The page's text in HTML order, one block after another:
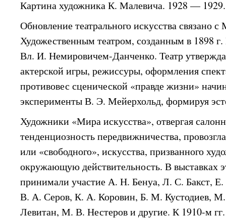
Картина художника К. Малевича. 1928 — 1929.
Обновление театрального искусства связано
Художественным театром, созданным в 1898
Вл. И. Немировичем-Данченко. Театр
актерской игры, режиссуры, оформления
противовес сценической «правде жизни»
эксперименты В. Э. Мейерхольд, формируя
Художники «Мира искусства», отвергая
тенденциозность передвижничества,
или «свободного», искусства, призванного
окружающую действительность. В выставках
принимали участие А. Н. Бенуа, Л. С. Бакст,
В. А. Серов, К. А. Коровин, Б. М. Кустодиев,
Левитан, М. В. Нестеров и другие. К 1910-м